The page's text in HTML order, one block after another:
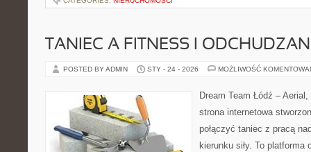
TANIEC A FITNESS I
POSTED BY ADMIN STY - 24 - 2026 MOŻLIWOŚĆ
Dream Team Łódź –
strona internetowa
połączyć taniec z pracą
kierunku siły. To